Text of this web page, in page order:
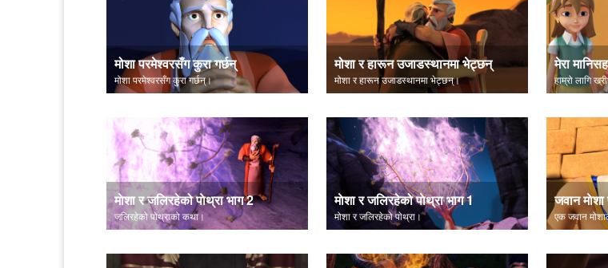
मोशा परमेश्वरसँग कुरा गर्छन्
मोशा परमेश्वरसँग कुरा गर्छन्।
मोशा र हारून उजाडस्थानमा भेट्छन्
मोशा र हारून उजाडस्थानमा भेट्छन्।
माेशा र जलिरहेको पाेथ्रा भाग 2
जलिरहेको पाेथ्राको कथा।
माेशा र जलिरहेको पाेथ्रा भाग 1
मोशा र जलिरहेको पाेथ्रा।
जवान माेशा
एक जवान